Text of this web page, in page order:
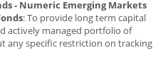
- Numeric Emerging Markets
: To provide long term capital
actively managed portfolio of
any specific restriction on tracking